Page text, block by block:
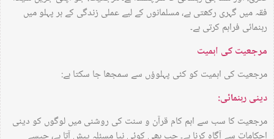
فقہ میں گہری رکھتی ہے، مسلمانوں کے لیے عملی زندگی کے ہر پہلو میں
رہنمائی فراہم کرتی ہے۔
مرجعیت کی اہمیت
مرجعیت کی اہمیت کو کئی پہلوؤں سے سمجھا جا سکتا ہے:
دینی رہنمائی:
مرجعیت کا سب سے اہم کام قرآن و سنت کی روشنی میں لوگوں کو دینی